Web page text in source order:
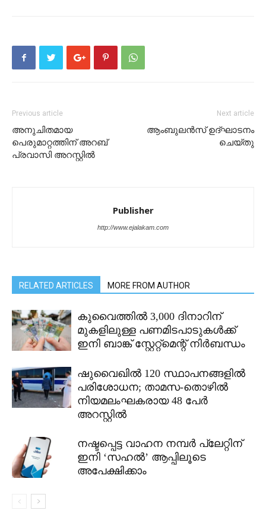
Previous article
അനുചിതമായ
പെരുമാറ്റത്തിന് അറബ്
പ്രവാസി അറസ്റ്റിൽ
Next article
ആംബുലൻസ് ഉദ്ഘാടനം
ചെയ്തു
Publisher
http://www.ejalakam.com
RELATED ARTICLES MORE FROM AUTHOR
കുവൈത്തിൽ 3,000 ദിനാറിന്
മുകളിലുള്ള പണമിടപാടുകൾക്ക്
ഇനി ബാങ്ക് സ്റ്റേറ്റ്മെന്റ് നിർബന്ധം
ഷുവൈഖിൽ 120 സ്ഥാപനങ്ങളിൽ
പരിശോധന; താമസ-തൊഴിൽ
നിയമലംഘകരായ 48 പേർ
അറസ്റ്റിൽ
നഷ്ടപ്പെട്ട വാഹന നമ്പർ പ്ലേറ്റിന്
ഇനി ‘സഹൽ’ ആപ്പിലൂടെ
അപേക്ഷിക്കാം